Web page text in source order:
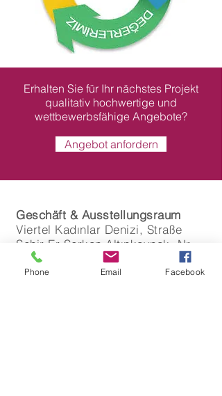
Erhalten Sie für Ihr nächstes Projekt
qualitativ hochwertige und
wettbewerbsfähige Angebote?
Angebot anfordern
Geschäft & Ausstellungsraum
Viertel Kadınlar Denizi, Straße
Şehir Er Serkan Altınkaynak, Nr.
1/B, 09400
Kusadasi / AYDIN
Phone Email Facebook